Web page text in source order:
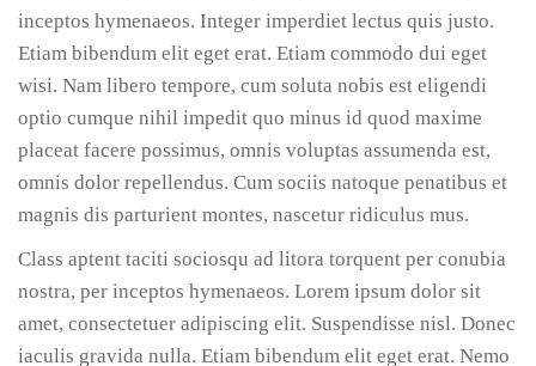
inceptos hymenaeos. Integer imperdiet lectus quis justo.
Etiam bibendum elit eget erat. Etiam commodo dui eget
wisi. Nam libero tempore, cum soluta nobis est eligendi
optio cumque nihil impedit quo minus id quod maxime
placeat facere possimus, omnis voluptas assumenda est,
omnis dolor repellendus. Cum sociis natoque penatibus et
magnis dis parturient montes, nascetur ridiculus mus.
Class aptent taciti sociosqu ad litora torquent per conubia
nostra, per inceptos hymenaeos. Lorem ipsum dolor sit
amet, consectetuer adipiscing elit. Suspendisse nisl. Donec
iaculis gravida nulla. Etiam bibendum elit eget erat. Nemo